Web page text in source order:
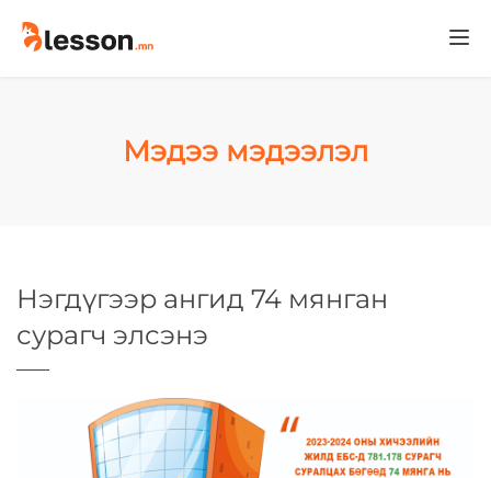
Мэдээ мэдээлэл
Нэгдүгээр ангид 74 мянган
сурагч элсэнэ